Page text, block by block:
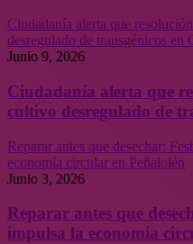
Ciudadanía alerta que
desregulado de transgénicos en
Junio 9, 2026
Ciudadanía alerta que
cultivo desregulado de
Reparar antes que desechar:
economía circular en Peñalolén
Junio 3, 2026
Reparar antes que
impulsa la economía